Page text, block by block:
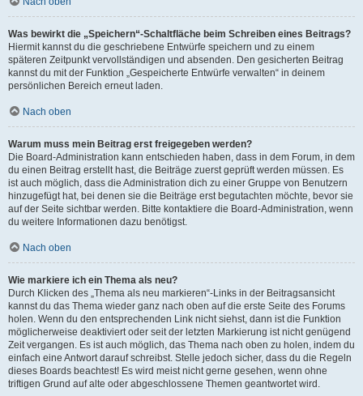
Was bewirkt die „Speichern“-Schaltfläche beim Schreiben eines Beitrags?
Hiermit kannst du die geschriebene Entwürfe speichern und zu einem
späteren Zeitpunkt vervollständigen und absenden. Den gesicherten Beitrag
kannst du mit der Funktion „Gespeicherte Entwürfe verwalten“ in deinem
persönlichen Bereich erneut laden.
Nach oben
Warum muss mein Beitrag erst freigegeben werden?
Die Board-Administration kann entschieden haben, dass in dem Forum, in dem
du einen Beitrag erstellt hast, die Beiträge zuerst geprüft werden müssen. Es
ist auch möglich, dass die Administration dich zu einer Gruppe von Benutzern
hinzugefügt hat, bei denen sie die Beiträge erst begutachten möchte, bevor sie
auf der Seite sichtbar werden. Bitte kontaktiere die Board-Administration, wenn
du weitere Informationen dazu benötigst.
Nach oben
Wie markiere ich ein Thema als neu?
Durch Klicken des „Thema als neu markieren“-Links in der Beitragsansicht
kannst du das Thema wieder ganz nach oben auf die erste Seite des Forums
holen. Wenn du den entsprechenden Link nicht siehst, dann ist die Funktion
möglicherweise deaktiviert oder seit der letzten Markierung ist nicht genügend
Zeit vergangen. Es ist auch möglich, das Thema nach oben zu holen, indem du
einfach eine Antwort darauf schreibst. Stelle jedoch sicher, dass du die Regeln
dieses Boards beachtest! Es wird meist nicht gerne gesehen, wenn ohne
triftigen Grund auf alte oder abgeschlossene Themen geantwortet wird.